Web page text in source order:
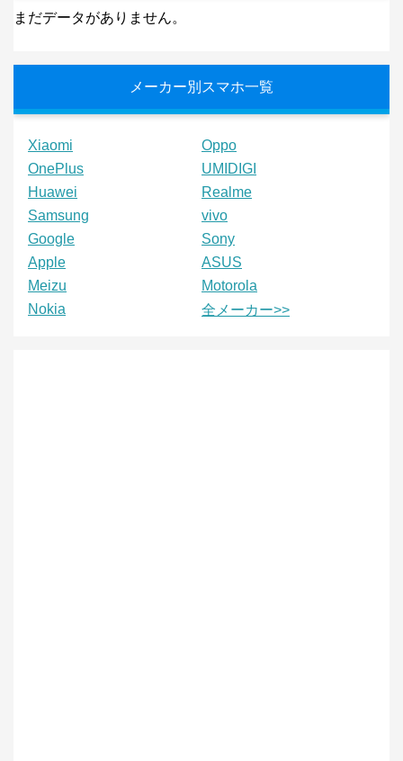
まだデータがありません。
メーカー別スマホ一覧
Xiaomi
Oppo
OnePlus
UMIDIGI
Huawei
Realme
Samsung
vivo
Google
Sony
Apple
ASUS
Meizu
Motorola
Nokia
全メーカー>>